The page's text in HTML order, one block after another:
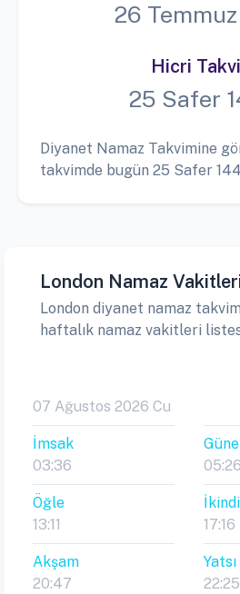
26
Hicri
25 Safer
Diyanet Namaz Takvimine
takvimde bugün 25 Safer
London Namaz
London diyanet namaz
haftalık namaz vakitleri
07 Ağustos 2026 Cu
İmsak
03:36
05:26
Öğle
13:11
İkindi
17:16
Akşam
20:47
Yatsı
22:25